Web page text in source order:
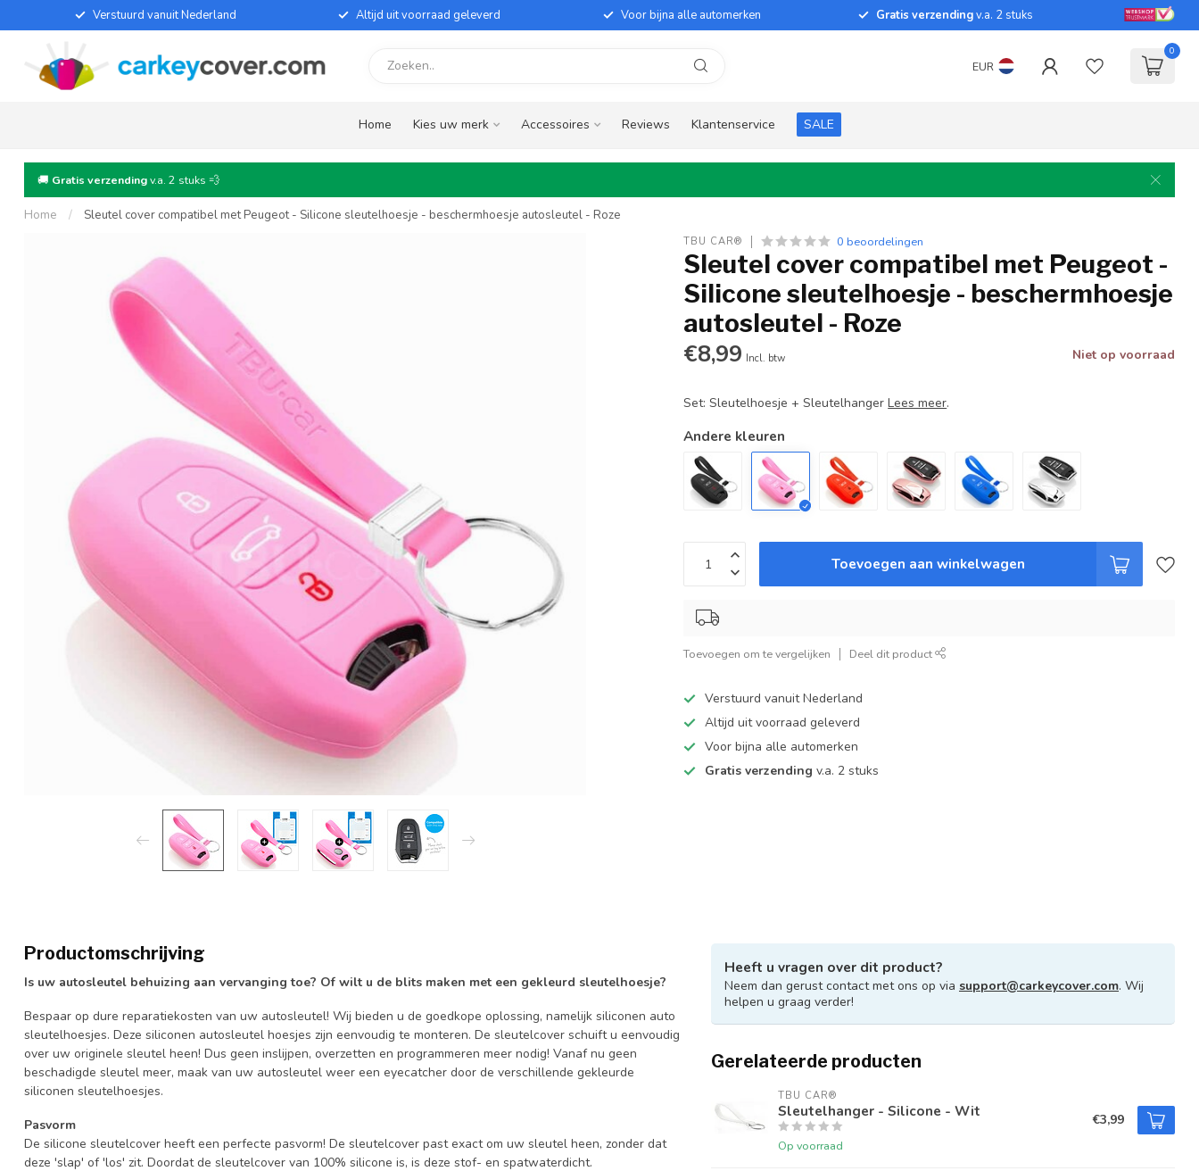
Verstuurd vanuit Nederland Altijd uit voorraad geleverd Voor bijna alle automerken Gratis verzendingv.a. 2 stuks
EUR
0
Home Kies uw merk Accessoires Reviews Klantenservice SALE
🚚 Gratis verzendingv.a. 2 stuks 💨
Home / Sleutel cover compatibel met Peugeot - Silicone sleutelhoesje - beschermhoesje autosleutel - Roze
TBU CAR® 0 beoordelingen
Sleutel cover compatibel met Peugeot -
Silicone sleutelhoesje - beschermhoesje
autosleutel - Roze
€8,99 Incl. btw Niet op voorraad
Set: Sleutelhoesje + SleutelhangerLees meer.
Andere kleuren
Toevoegen aan winkelwagen
Toevoegen om te vergelijken Deel dit product
Verstuurd vanuit Nederland
Altijd uit voorraad geleverd
Voor bijna alle automerken
Gratis verzending v.a. 2 stuks
Productomschrijving
Is uw autosleutel behuizing aan vervanging toe? Of wilt u de blits maken met een gekleurd sleutelhoesje?
Bespaar op dure reparatiekosten van uw autosleutel! Wij bieden u de goedkope oplossing, namelijk siliconen auto
sleutelhoesjes. Deze siliconen autosleutel hoesjes zijn eenvoudig te monteren. De sleutelcover schuift u eenvoudig
over uw originele sleutel heen! Dus geen inslijpen, overzetten en programmeren meer nodig! Vanaf nu geen
beschadigde sleutel meer, maak van uw autosleutel weer een eyecatcher door de verschillende gekleurde
siliconen sleutelhoesjes.
Pasvorm
De silicone sleutelcover heeft een perfecte pasvorm! De sleutelcover past exact om uw sleutel heen, zonder dat
deze 'slap' of 'los' zit. Doordat de sleutelcover van 100% silicone is, is deze stof- en spatwaterdicht.
Heeft u vragen over dit product?
Neem dan gerust contact met ons op via support@carkeycover.com. Wij
helpen u graag verder!
Gerelateerde producten
TBU CAR®
Sleutelhanger - Silicone - Wit
Op voorraad
€3,99